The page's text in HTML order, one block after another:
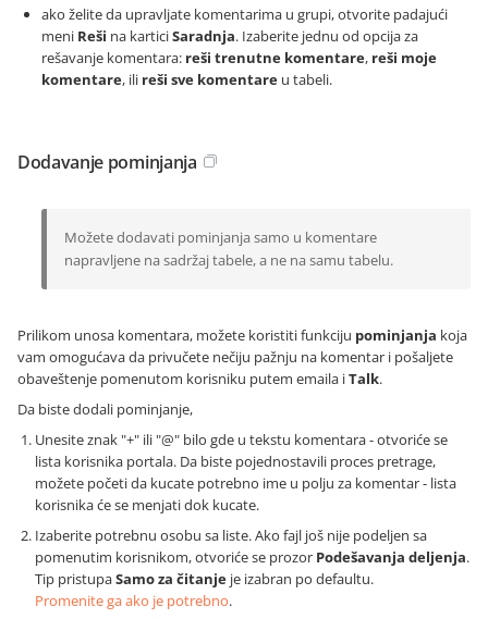
ako želite da upravljate komentarima u grupi, otvorite padajući
meni Reši na karticiSaradnja. Izaberite jednu od opcija za
rešavanje komentara: reši trenutne komentare, reši moje
komentare, ili reši sve komentare u tabeli.
Dodavanje pominjanja
Možete dodavati pominjanja samo u komentare
napravljene na sadržaj tabele, a ne na samu tabelu.
Prilikom unosa komentara, možete koristiti funkciju pominjanja koja
vam omogućava da privučete nečiju pažnju na komentar i pošaljete
obaveštenje pomenutom korisniku putem emaila iTalk.
Da biste dodali pominjanje,
Unesite znak "+" ili "@" bilo gde u tekstu komentara - otvoriće se
lista korisnika portala. Da biste pojednostavili proces pretrage,
možete početi da kucate potrebno ime u polju za komentar - lista
korisnika će se menjati dok kucate.
Izaberite potrebnu osobu sa liste. Ako fajl još nije podeljen sa
pomenutim korisnikom, otvoriće se prozor Podešavanja deljenja.
Tip pristupaSamo za čitanje je izabran po defaultu.
Promenite ga ako je potrebno.